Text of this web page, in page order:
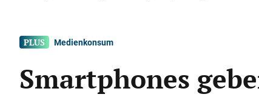
Medienkonsum
Smartphones